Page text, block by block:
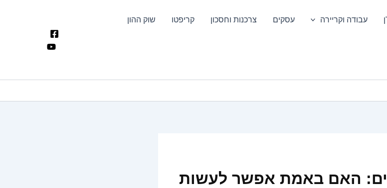
עבודה וקריירה עסקים צרכנות וחסכון קריפטו שוק ההון
מים: האם באמת אפשר לעשות